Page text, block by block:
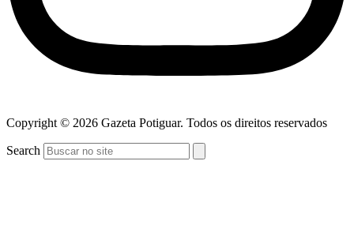
Copyright © 2026 Gazeta Potiguar. Todos os direitos reservados
Search